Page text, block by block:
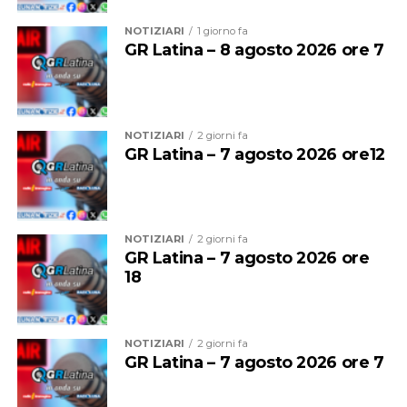
Ad Anzio gli impianti di videosorveglianza saranno
installati in5 siti strategici nel centro cittadino per
un totale di 17 nuove telecamere. L’obiettivo è creare
un modello avanzato di sicurezza integrata per
aumentare l’indice di sorvegliabilità delle aree a maggior
rischio e si unisce a un parallelo intervento del Comune
per incrementare i presidi della Polizia Locale sul
territorio.
NOTIZIARI 1 giorno fa
GR Latina – 8 agosto 2026 ore 7
NOTIZIARI 2 giorni fa
GR Latina – 7 agosto 2026 ore12
NOTIZIARI 2 giorni fa
GR Latina – 7 agosto 2026 ore
18
NOTIZIARI 2 giorni fa
GR Latina – 7 agosto 2026 ore 7